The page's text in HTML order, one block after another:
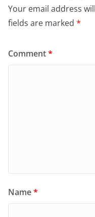
Your email address
fields are marked *
Comment*
Name*